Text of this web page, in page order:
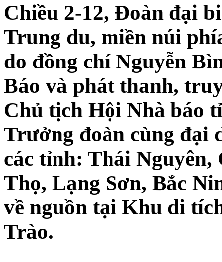
Chiều 2-12, Đoàn đại
Trung du, miền núi
do đồng chí Nguyễn
Báo và phát thanh,
Chủ tịch Hội Nhà báo
Trưởng đoàn cùng đại
các tỉnh: Thái Nguyên,
Thọ, Lạng Sơn, Bắc
về nguồn tại Khu di
Trào.